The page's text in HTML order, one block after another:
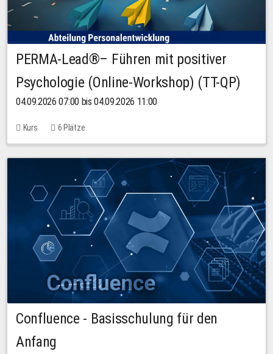
PERMA-Lead®– Führen mit positiver
Psychologie (Online-Workshop) (TT-QP)
04.09.2026 07:00 bis 04.09.2026 11:00
Kurs 6 Plätze
Confluence - Basisschulung für den
Anfang